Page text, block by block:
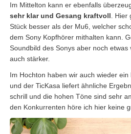
Im Mittelton kann er ebenfalls
sehr klar und Gesang kraftvoll .
Stück besser als der Mu6, welcher
dem Sony Kopfhörer mithalten kann.
Soundbild des Sonys aber noch
auch stärker.
Im Hochton haben wir auch wieder
und der TicKasa liefert ähnliche
schrill und die hohen Töne sind sehr
den Konkurrenten höre ich hier keine